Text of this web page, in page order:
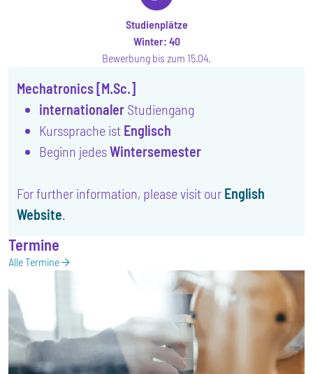
Studienplätze
Winter: 40
Bewerbung bis zum 15.04.
Mechatronics [M.Sc.]
internationaler Studiengang
Kurssprache ist Englisch
Beginn jedesWintersemester
For further information, please visit our English
Website.
Termine
Alle Termine